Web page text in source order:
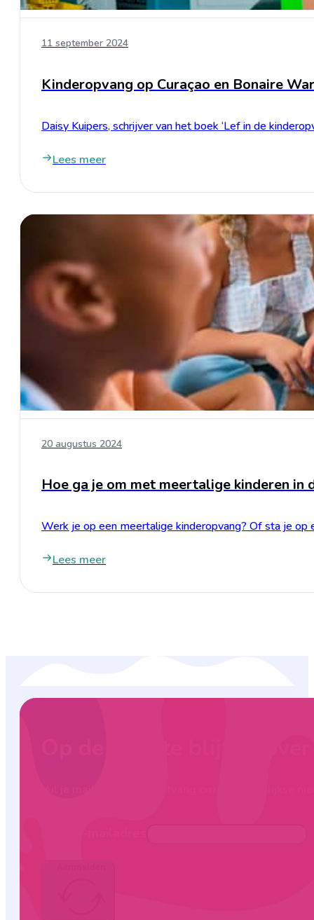
11 september 2024
Kinderopvang op Curaçao en Bonaire
Daisy Kuipers, schrijver van het boek ‘Lef in de
Lees meer
20 augustus 2024
Hoe ga je om met meertalige kinderen in
Werk je op een meertalige kinderopvang? Of sta je op
Lees meer